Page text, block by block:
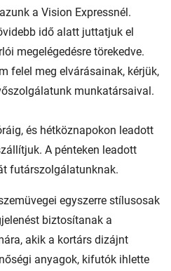
a Vision Expressnél.
idő alatt juttatjuk el
megelégedésre törekedve.
felel meg elvárásainak, kérjük,
munkatársaival.
és hétköznapokon leadott
A pénteken leadott
futárszolgálatunknak.
egyszerre stílusosak
biztosítanak a
akik a kortárs dizájnt
anyagok, kifutók ihlette